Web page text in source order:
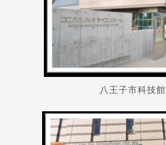
Latest News 最新消息
Promotion 最新優惠
八王子市科技館